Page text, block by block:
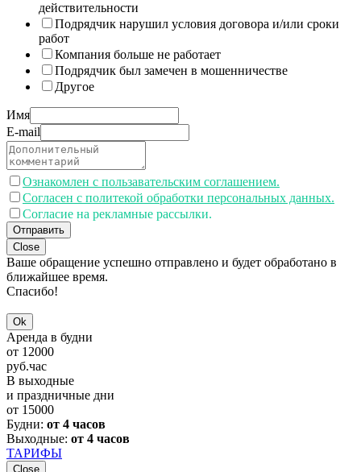
действительности
Подрядчик нарушил условия договора и/или сроки
работ
Компания больше не работает
Подрядчик был замечен в мошенничестве
Другое
Имя
E-mail
Ознакомлен с пользавательским соглашением.
Согласен с политекой обработки персональных данных.
Согласие на рекламные рассылки.
Отправить
Close
Ваше обращение успешно отправлено и будет обработано в
ближайшее время.
Спасибо!
Ok
Аренда в будни
от 12000
руб.час
В выходные
и праздничные дни
от 15000
Будни: от 4 часов
Выходные: от 4 часов
ТАРИФЫ
Close